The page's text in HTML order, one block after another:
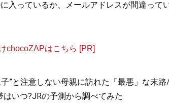
入っているか、メールアドレスが間違って
chocoZAPはこちら [PR]
”と注意しない母親に訪れた「最悪」な末
いつ?JRの予測から調べてみた